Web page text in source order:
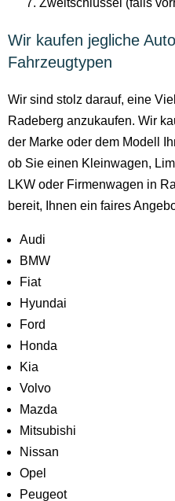
Zweitschlüssel (falls
Wir kaufen jegliche
Fahrzeugtypen
Wir sind stolz darauf, eine
Radeberg anzukaufen. Wir
der Marke oder dem Modell
ob Sie einen Kleinwagen,
LKW oder Firmenwagen in
bereit, Ihnen ein faires
Audi
BMW
Fiat
Hyundai
Ford
Honda
Kia
Volvo
Mazda
Mitsubishi
Nissan
Opel
Peugeot